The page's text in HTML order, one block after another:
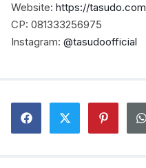
Website: https://tasudo.com
CP: 081333256975
Instagram: @tasudoofficial